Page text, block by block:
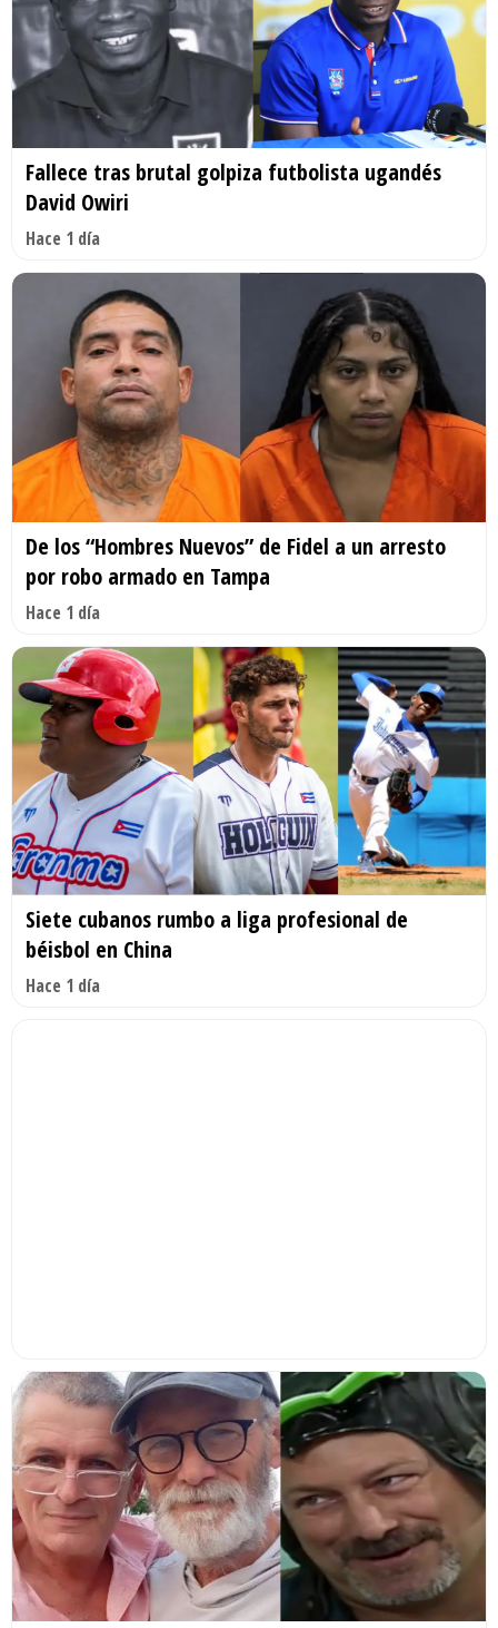
Fallece tras brutal golpiza futbolista ugandés
David Owiri
Hace 1 día
De los “Hombres Nuevos” de Fidel a un arresto
por robo armado en Tampa
Hace 1 día
Siete cubanos rumbo a liga profesional de
béisbol en China
Hace 1 día